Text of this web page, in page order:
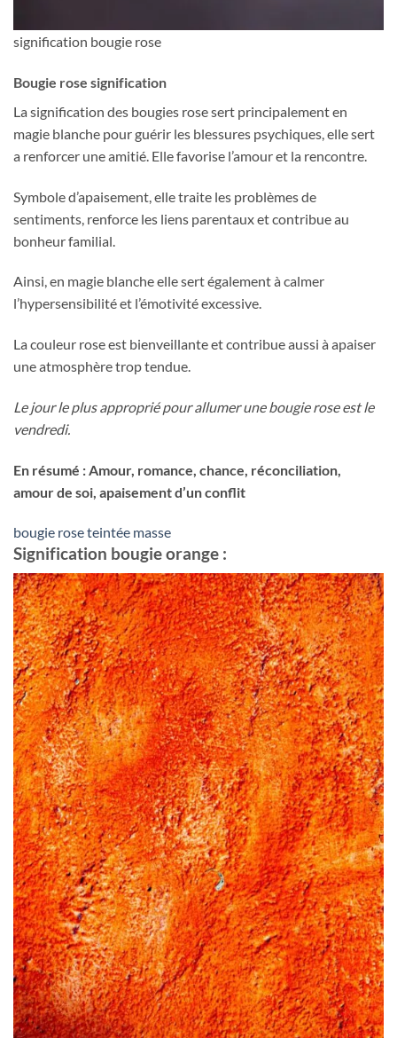
signification bougie rose
Bougie rose signification
La signification des bougies rose sert principalement en
magie blanche pour guérir les blessures psychiques, elle sert
a renforcer une amitié. Elle favorise l’amour et la rencontre.
Symbole d’apaisement, elle traite les problèmes de
sentiments, renforce les liens parentaux et contribue au
bonheur familial.
Ainsi, en magie blanche elle sert également à calmer
l’hypersensibilité et l’émotivité excessive.
La couleur rose est bienveillante et contribue aussi à apaiser
une atmosphère trop tendue.
Le jour le plus approprié pour allumer une bougie rose est le
vendredi.
En résumé : Amour, romance, chance, réconciliation,
amour de soi, apaisement d’un conflit
bougie rose teintée masse
Signification bougie orange :